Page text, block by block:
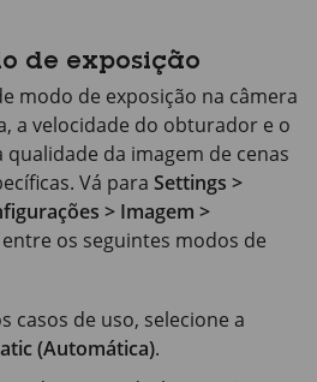
de exposição
modo de exposição na câmera
a velocidade do obturador e o
da imagem de cenas
Vá para Settings >
> Imagem >
os seguintes modos de
casos de uso, selecione a
(Automática).